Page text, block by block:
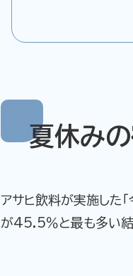
夏休み
アサヒ飲料が実施した
が45.5％と最も多い結